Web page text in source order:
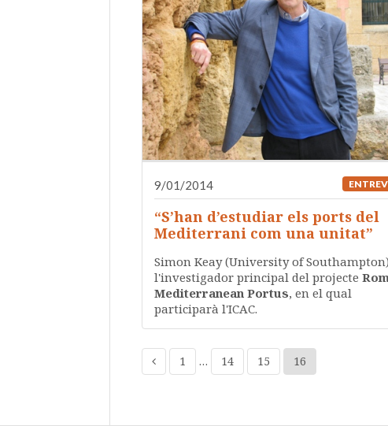
9/01/2014
“S’han d’estudiar els ports del
Mediterrani com una unitat”
Simon Keay (University of
l'investigador principal del projecte
Mediterranean Portus, en el qual
participarà l'ICAC.
1 … 14 15 16